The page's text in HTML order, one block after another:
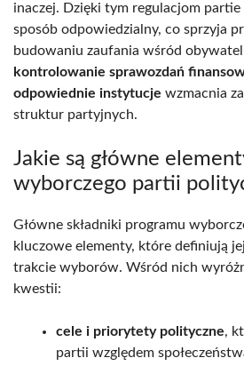
inaczej. Dzięki tym regulacjom partie
sposób odpowiedzialny, co sprzyja
budowaniu zaufania wśród
kontrolowanie sprawozdań
odpowiednie instytucje wzmacnia
struktur partyjnych.
Jakie są główne
wyborczego partii
Główne składniki programu
kluczowe elementy, które definiują
trakcie wyborów. Wśród nich
kwestii:
cele i priorytety polityczne,
partii względem